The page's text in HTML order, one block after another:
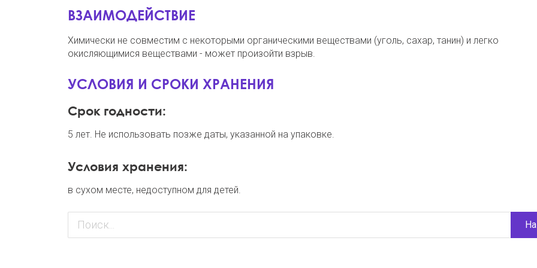
ВЗАИМОДЕЙСТВИЕ
Химически не совместим с некоторыми органическими веществами (уголь, сахар, танин) и легко
окисляющимися веществами - может произойти взрыв.
УСЛОВИЯ И СРОКИ ХРАНЕНИЯ
Срок годности:
5 лет. Не использовать позже даты, указанной на упаковке.
Условия хранения:
в сухом месте, недоступном для детей.